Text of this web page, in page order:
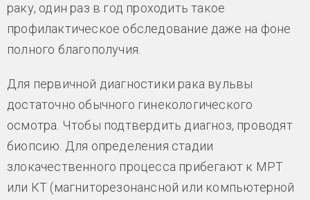
раку, один раз в год проходить такое
профилактическое обследование даже на фоне
полного благополучия.
Для первичной диагностики рака вульвы
достаточно обычного гинекологического
осмотра. Чтобы подтвердить диагноз, проводят
биопсию. Для определения стадии
злокачественного процесса прибегают к МРТ
или КТ (магниторезонансной или компьютерной